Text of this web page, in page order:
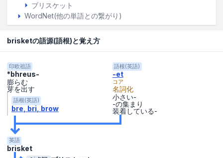
ブリスケット
WordNet(他の単語との繋がり)
brisketの語源(語根)と覚え方
印欧祖語
*bhreus-
膨らむ
芽を出す
語根(英語)
bre bri brow
語根(英語)
-et
コア
名詞化
小さい-
-の集まり
装着している-
英語
brisket